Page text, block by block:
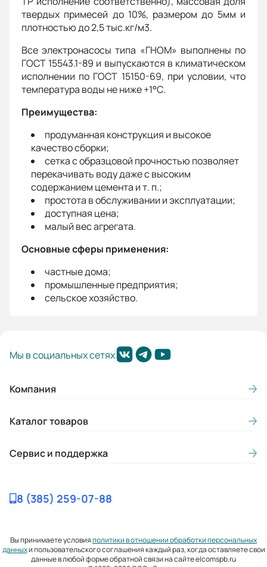
твердых примесей до 10%, размером до 5мм и
плотностью до 2,5 тыс.кг/м3.
Все электронасосы типа «ГНОМ» выполнены по
ГОСТ 15543.1-89 и выпускаются в климатическом
исполнении по ГОСТ 15150-69, при условии, что
температура воды не ниже +1°С.
Преимущества:
продуманная конструкция и высокое
качество сборки;
сетка с образцовой прочностью позволяет
перекачивать воду даже с высоким
содержанием цемента и т. п.;
простота в обслуживании и эксплуатации;
доступная цена;
малый вес агрегата.
Основные сферы применения:
частные дома;
промышленные предприятия;
сельское хозяйство.
Мы в социальных сетях
Компания
Каталог товаров
Сервис и поддержка
8 (385) 259-07-88
Вы принимаете условияполитики в отношении обработки персональных
данныхи пользовательского соглашения каждый раз, когда оставляете свои
данные в любой форме обратной связи на сайте elcomspb.ru